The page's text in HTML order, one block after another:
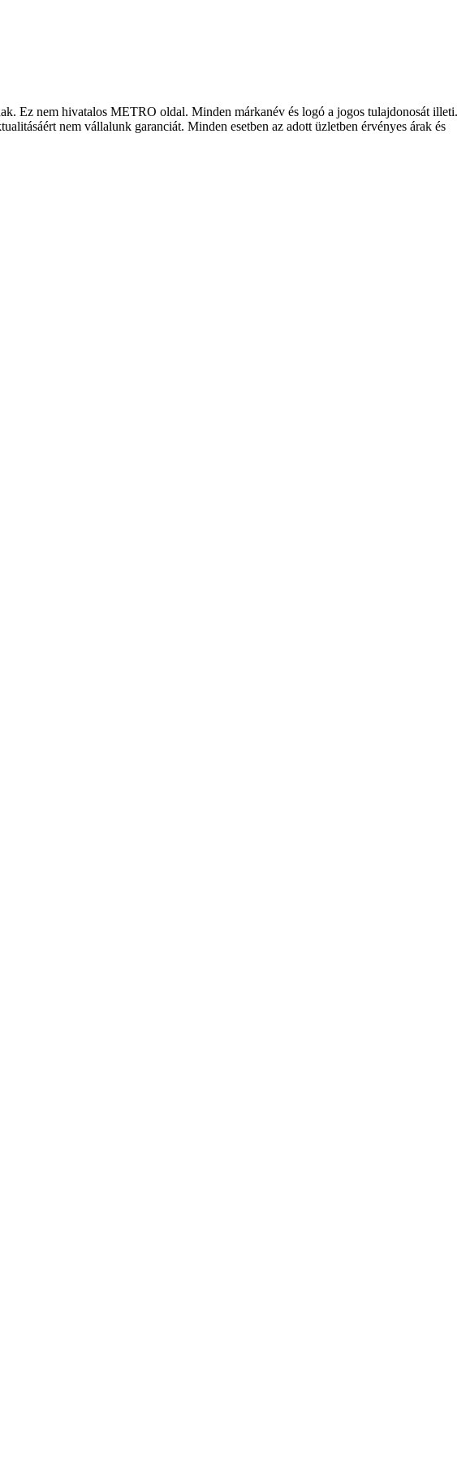
Ez nem hivatalos METRO oldal. Minden márkanév és logó a jogos tulajdonosát illeti.
nem vállalunk garanciát. Minden esetben az adott üzletben érvényes árak és